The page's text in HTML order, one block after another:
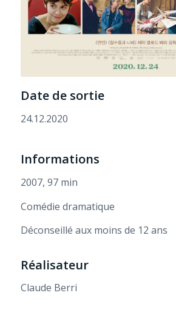
Date de sortie
24.12.2020
Informations
2007, 97 min
Comédie dramatique
Déconseillé aux moins de 12 ans
Réalisateur
Claude Berri